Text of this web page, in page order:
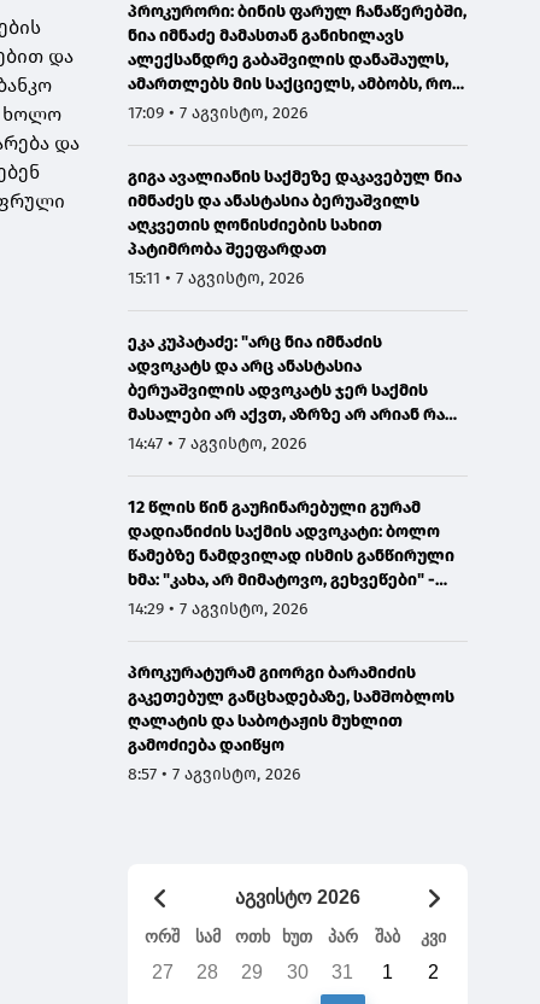
და
ხოლო
და
პროკურორი: ბინის ფარულ ჩანაწერებში,
ნია იმნაძე მამასთან განიხილავს
ალექსანდრე გაბაშვილის დანაშაულს,
ამართლებს მის საქციელს, ამბობს, რომ
სხვანაირად ვერ მოიქცეოდა
17:09 • 7 აგვისტო, 2026
გიგა ავალიანის საქმეზე დაკავებულ ნია
იმნაძეს და ანასტასია ბერუაშვილს
აღკვეთის ღონისძიების სახით
პატიმრობა შეეფარდათ
15:11 • 7 აგვისტო, 2026
ეკა კუპატაძე: "არც ნია იმნაძის
ადვოკატს და არც ანასტასია
ბერუაშვილის ადვოკატს ჯერ საქმის
მასალები არ აქვთ, აზრზე არ არიან რა
წერია მასალებში"
14:47 • 7 აგვისტო, 2026
12 წლის წინ გაუჩინარებული გურამ
დადიანიძის საქმის ადვოკატი: ბოლო
წამებზე ნამდვილად ისმის განწირული
ხმა: "კახა, არ მიმატოვო, გეხვეწები" -
ვიდეოს დადებას ვაპირებდით
14:29 • 7 აგვისტო, 2026
პროკურატურამ გიორგი ბარამიძის
გაკეთებულ განცხადებაზე, სამშობლოს
ღალატის და საბოტაჟის მუხლით
გამოძიება დაიწყო
8:57 • 7 აგვისტო, 2026
აგვისტო 2026
ორშ სამ ოთხ ხუთ პარ შაბ კვი
27 28 29 30 31 1 2